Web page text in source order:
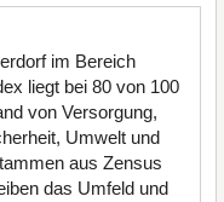
im Bereich
liegt bei 80 von 100
von Versorgung,
Umwelt und
aus Zensus
das Umfeld und